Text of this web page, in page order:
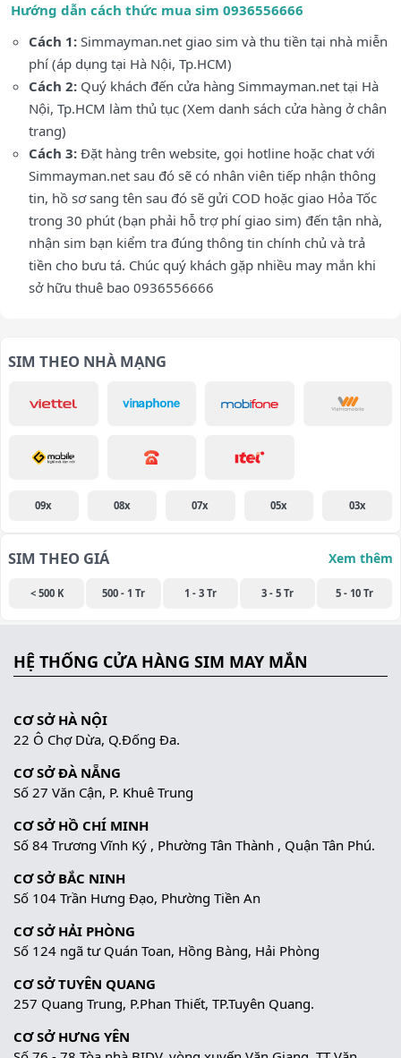
Hướng dẫn cách thức mua sim 0936556666
Cách 1: Simmayman.net giao sim và thu tiền tại nhà miễn
phí (áp dụng tại Hà Nội, Tp.HCM)
Cách 2: Quý khách đến cửa hàng Simmayman.net tại Hà
Nội, Tp.HCM làm thủ tục (Xem danh sách cửa hàng ở chân
trang)
Cách 3: Đặt hàng trên website, gọi hotline hoặc chat với
Simmayman.net sau đó sẽ có nhân viên tiếp nhận thông
tin, hồ sơ sang tên sau đó sẽ gửi COD hoặc giao Hỏa Tốc
trong 30 phút (bạn phải hỗ trợ phí giao sim) đến tận nhà,
nhận sim bạn kiểm tra đúng thông tin chính chủ và trả
tiền cho bưu tá. Chúc quý khách gặp nhiều may mắn khi
sở hữu thuê bao 0936556666
SIM THEO NHÀ MẠNG
09x 08x 07x 05x 03x
SIM THEO GIÁ Xem thêm
< 500 K 500 - 1 Tr 1 - 3 Tr 3 - 5 Tr 5 - 10 Tr
HỆ THỐNG CỬA HÀNG SIM MAY MẮN
CƠ SỞ HÀ NỘI
22 Ô Chợ Dừa, Q.Đống Đa.
CƠ SỞ ĐÀ NẴNG
Số 27 Văn Cận, P. Khuê Trung
CƠ SỞ HỒ CHÍ MINH
Số 84 Trương Vĩnh Ký , Phường Tân Thành , Quận Tân Phú.
CƠ SỞ BẮC NINH
Số 104 Trần Hưng Đạo, Phường Tiền An
CƠ SỞ HẢI PHÒNG
Số 124 ngã tư Quán Toan, Hồng Bàng, Hải Phòng
CƠ SỞ TUYÊN QUANG
257 Quang Trung, P.Phan Thiết, TP.Tuyên Quang.
CƠ SỞ HƯNG YÊN